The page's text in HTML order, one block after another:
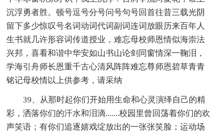
沉浮勇者胜。顿号逗号分号问号句号回首往昔三载光阴
留下多少惊叹号名词动词代词副词连词放眼历来百年人
生书就几许形容词传道授业，难忘母校师恩情似海崇法
兴邦，喜看和谐中华安如山书山论剑同窗情深一鞠泪，
学海引舟师长恩重千古心清风阵阵难忘尊师恩碧草青青
铭记母校情以上供参考，请采纳
39、从那时起你们开始用生命和心灵演绎自己的精
彩，洒落你们的汗水和泪滴.......校园里曾回荡着你们的欢
声笑语；有你们追逐嬉戏绽放出的一张张笑脸；运动场